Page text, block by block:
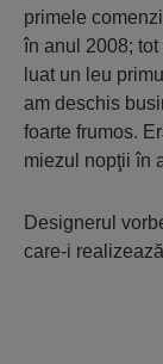
primele
în anul 2008;
luat un leu
am deschis
foarte frumos.
miezul nopţii în
Designerul
care-i